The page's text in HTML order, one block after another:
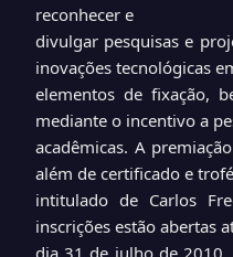
reconhecer e
divulgar pesquisas e
inovações tecnológicas
elementos de fixação,
mediante o incentivo a
acadêmicas. A
além de certificado e
intitulado de Carlos
inscrições estão abertas
dia 31 de julho de